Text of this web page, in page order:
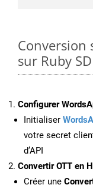
Conversion
sur Ruby
Configurer
Initialiser
votre secret
d’API
Convertir OTT en
Créer une